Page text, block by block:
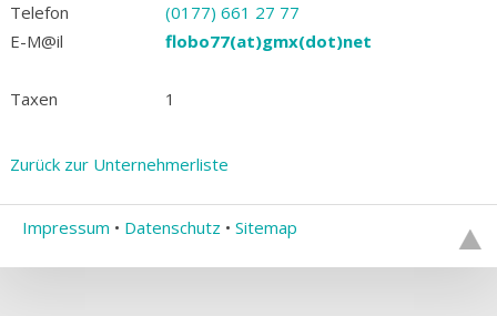
Telefon
(0177) 661 27 77
E-M@il
flobo77(at)gmx(dot)net
Taxen 1
Zurück zur Unternehmerliste
Impressum • Datenschutz • Sitemap